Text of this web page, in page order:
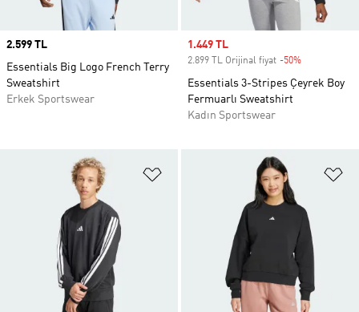
Price
2.599 TL
Essentials Big Logo French Terry
Sweatshirt
Erkek Sportswear
Sale price
1.449 TL
2.899 TL Orijinal fiyat -50%
Essentials 3-Stripes Çeyrek Boy
Fermuarlı Sweatshirt
Kadın Sportswear
Favori Listesine Ekle